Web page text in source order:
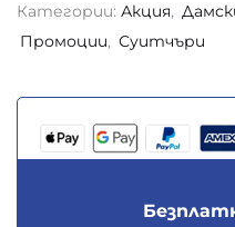
Категории: Акция,
Промоции, Суитчъри